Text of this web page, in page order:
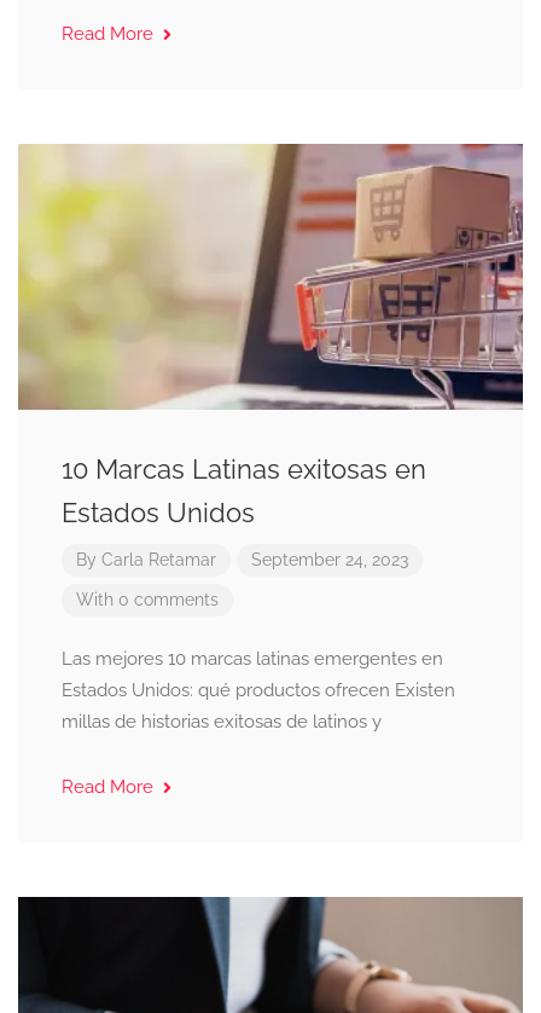
Read More
10 Marcas Latinas exitosas en
Estados Unidos
By Carla Retamar September 24, 2023
With 0 comments
Las mejores 10 marcas latinas emergentes en
Estados Unidos: qué productos ofrecen Existen
millas de historias exitosas de latinos y
Read More